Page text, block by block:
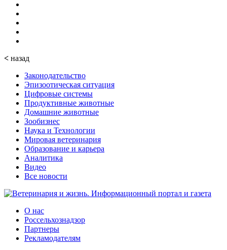
< назад
Законодательство
Эпизоотическая ситуация
Цифровые системы
Продуктивные животные
Домашние животные
Зообизнес
Наука и Технологии
Мировая ветеринария
Образование и карьера
Аналитика
Видео
Все новости
О нас
Россельхознадзор
Партнеры
Рекламодателям